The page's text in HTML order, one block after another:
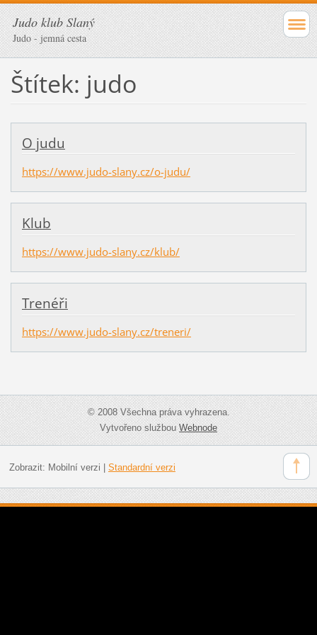
Judo klub Slaný
Judo - jemná cesta
Štítek: judo
O judu
https://www.judo-slany.cz/o-judu/
Klub
https://www.judo-slany.cz/klub/
Trenéři
https://www.judo-slany.cz/treneri/
© 2008 Všechna práva vyhrazena.
Vytvořeno službouWebnode
Zobrazit: Mobilní verzi | Standardní verzi